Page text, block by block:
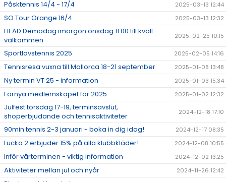
Påsktennis 14/4 - 17/4 2025-03-13 12:44
SO Tour Orange 16/4 2025-03-13 12:32
HEAD Demodag imorgon onsdag 11.00 till kväll -
välkommen
2025-02-25 10:15
Sportlovstennis 2025 2025-02-05 14:16
Tennisresa vuxna till Mallorca 18-21 september 2025-01-08 13:48
Ny termin VT 25 - information 2025-01-03 15:34
Förnya medlemskapet för 2025 2025-01-02 12:32
Julfest torsdag 17-19, terminsavslut,
shoperbjudande och tennisaktiviteter
2024-12-18 17:10
90min tennis 2-3 januari - boka in dig idag! 2024-12-17 08:35
Lucka 2 erbjuder 15% på alla klubbkläder! 2024-12-08 10:55
Inför vårterminen - viktig information 2024-12-02 13:25
Aktiviteter mellan jul och nyår 2024-11-26 12:42